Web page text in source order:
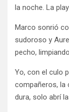
la noche. La
Marco sonrió
sudoroso y
pecho,
Yo, con el culo
compañeros, la
dura, solo abrí